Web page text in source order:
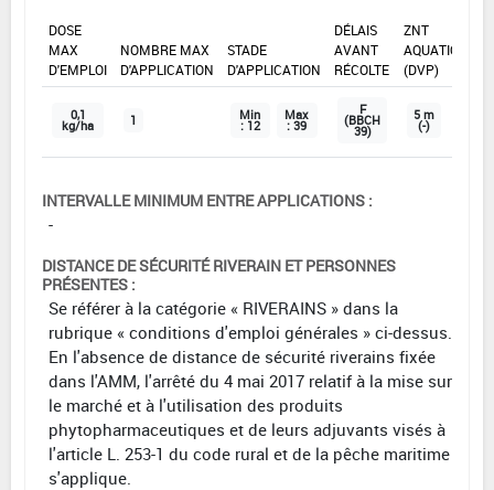
DOSE
MAX
D'EMPLOI
NOMBRE MAX
D'APPLICATION
STADE
D'APPLICATION
DÉLAIS
AVANT
RÉCOLTE
ZNT
AQUATIQUE
(DVP)
0,1
kg/ha 1 Min
: 12
Max
: 39
F
(BBCH
39)
5 m
(-)
INTERVALLE MINIMUM ENTRE APPLICATIONS :
-
DISTANCE DE SÉCURITÉ RIVERAIN ET PERSONNES
PRÉSENTES :
Se référer à la catégorie « RIVERAINS » dans la
rubrique « conditions d'emploi générales » ci-dessus.
En l'absence de distance de sécurité riverains fixée
dans l'AMM, l'arrêté du 4 mai 2017 relatif à la mise sur
le marché et à l'utilisation des produits
phytopharmaceutiques et de leurs adjuvants visés à
l'article L. 253-1 du code rural et de la pêche maritime
s'applique.